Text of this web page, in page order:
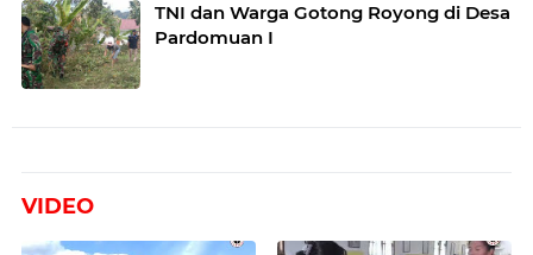
TNI dan Warga Gotong Royong di Desa
Pardomuan I
VIDEO